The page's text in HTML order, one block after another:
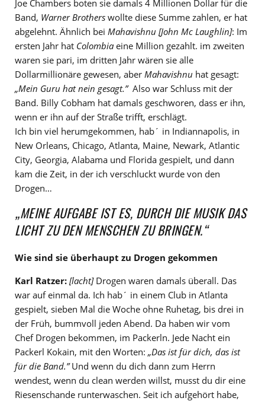
Joe Chambers boten sie damals 4 Millionen Dollar für die
Band, Warner Brothers wollte diese Summe zahlen, er hat
abgelehnt. Ähnlich bei Mahavishnu [John Mc Laughlin]: Im
ersten Jahr hat Colombia eine Million gezahlt. im zweiten
waren sie pari, im dritten Jahr wären sie alle
Dollarmillionäre gewesen, aber Mahavishnu hat gesagt:
„Mein Guru hat nein gesagt.”Also war Schluss mit der
Band. Billy Cobham hat damals geschworen, dass er ihn,
wenn er ihn auf der Straße trifft, erschlägt.
Ich bin viel herumgekommen, hab´ in Indiannapolis, in
New Orleans, Chicago, Atlanta, Maine, Newark, Atlantic
City, Georgia, Alabama und Florida gespielt, und dann
kam die Zeit, in der ich verschluckt wurde von den
Drogen…
„MEINE AUFGABE IST ES, DURCH DIE MUSIK DAS
LICHT ZU DEN MENSCHEN ZU BRINGEN.“
Wie sind sie überhaupt zu Drogen gekommen
Karl Ratzer: [lacht]Drogen waren damals überall. Das
war auf einmal da. Ich hab´ in einem Club in Atlanta
gespielt, sieben Mal die Woche ohne Ruhetag, bis drei in
der Früh, bummvoll jeden Abend. Da haben wir vom
Chef Drogen bekommen, im Packerln. Jede Nacht ein
Packerl Kokain, mit den Worten: „Das ist für dich, das ist
für die Band.”Und wenn du dich dann zum Herrn
wendest, wenn du clean werden willst, musst du dir eine
Riesenschande runterwaschen. Seit ich aufgehört habe,